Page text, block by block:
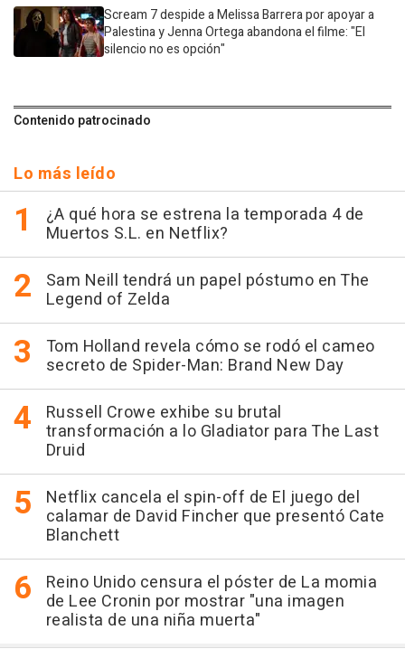
Scream 7 despide a Melissa Barrera por apoyar a
Palestina y Jenna Ortega abandona el filme: "El
silencio no es opción"
Contenido patrocinado
Lo más leído
¿A qué hora se estrena la temporada 4 de
Muertos S.L. en Netflix?
Sam Neill tendrá un papel póstumo en The
Legend of Zelda
Tom Holland revela cómo se rodó el cameo
secreto de Spider-Man: Brand New Day
Russell Crowe exhibe su brutal
transformación a lo Gladiator para The Last
Druid
Netflix cancela el spin-off de El juego del
calamar de David Fincher que presentó Cate
Blanchett
Reino Unido censura el póster de La momia
de Lee Cronin por mostrar "una imagen
realista de una niña muerta"